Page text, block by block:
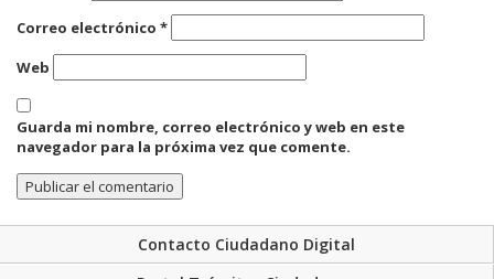
Correo electrónico *
Web
Guarda mi nombre, correo electrónico y web en este
navegador para la próxima vez que comente.
Contacto Ciudadano Digital